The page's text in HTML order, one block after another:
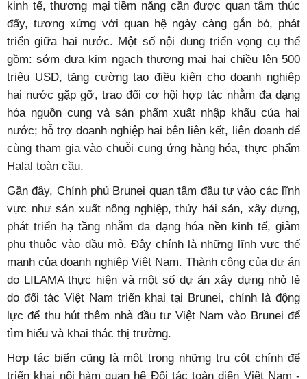
một dấu mốc đẹp trong lịch sử quan hệ ngoại giao hai
nước.
Dự án tiếp theo là do PV Drilling Brunei, chi nhánh của
Tổng công ty cổ phần Khoan và dịch vụ khoan dầu khí,
thuộc Tập đoàn Dầu khí quốc gia Petro Vietnam khởi
động, hợp tác với Brunei Shell Petroleum (BSP). Theo
đó, từ tháng 10/2021, PV Drilling cung cấp giàn khoan
tiếp trợ nửa nổi nửa chìm TAD cho BSP với thời hạn ít
nhất là sáu năm.
Có thể khẳng định, hai bên có nhiều lĩnh vực hợp tác
kinh tế, thương mại tiềm năng cần được quan tâm thúc
đẩy, tương xứng với quan hệ ngày càng gắn bó, phát
triển giữa hai nước. Một số nội dung triển vọng cụ thể
gồm: sớm đưa kim ngạch thương mại hai chiều lên 500
triệu USD, tăng cường tạo điều kiện cho doanh nghiệp
hai nước gặp gỡ, trao đổi cơ hội hợp tác nhằm đa dạng
hóa nguồn cung và sản phẩm xuất nhập khẩu của hai
nước; hỗ trợ doanh nghiệp hai bên liên kết, liên doanh để
cùng tham gia vào chuỗi cung ứng hàng hóa, thực phẩm
Halal toàn cầu.